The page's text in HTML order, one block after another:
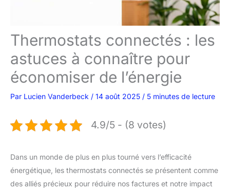
Thermostats connectés : les
astuces à connaître pour
économiser de l’énergie
Par Lucien Vanderbeck / 14 août 2025 / 5 minutes de lecture
4.9/5 - (8 votes)
Dans un monde de plus en plus tourné vers l’efficacité
énergétique, les thermostats connectés se présentent comme
des alliés précieux pour réduire nos factures et notre impact